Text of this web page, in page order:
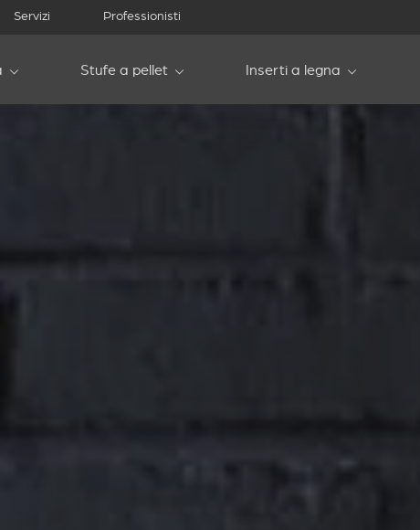
Servizi Professionisti
Stufe a pellet Inserti a legna